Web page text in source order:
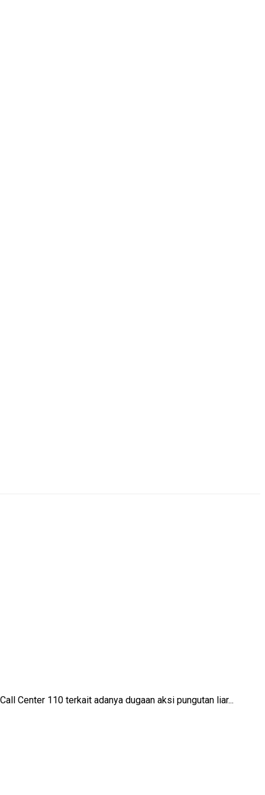
Center 110 terkait adanya dugaan aksi pungutan liar...